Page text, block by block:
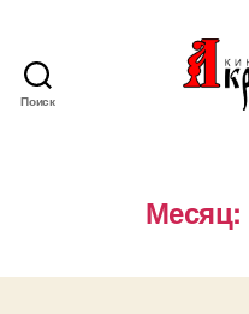
Поиск
Месяц: